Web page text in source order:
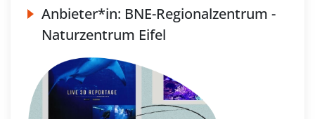
Anbieter*in: BNE-Regionalzentrum -
Naturzentrum Eifel